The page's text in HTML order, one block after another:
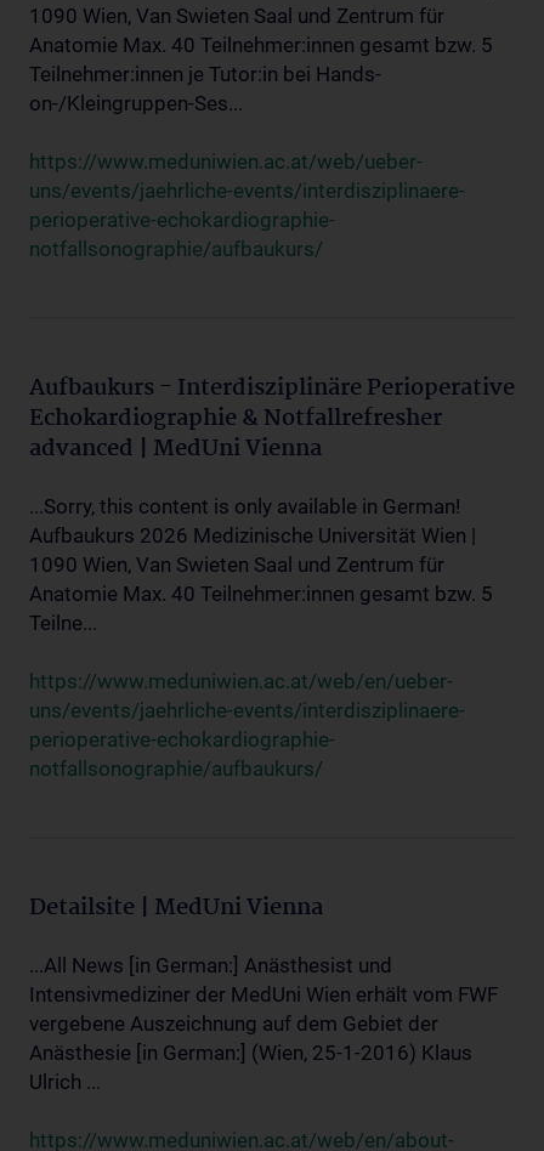
1090 Wien, Van Swieten Saal und Zentrum für
Anatomie Max. 40 Teilnehmer:innen gesamt bzw. 5
Teilnehmer:innen je Tutor:in bei Hands-
on-/Kleingruppen-Ses...
https://www.meduniwien.ac.at/web/ueber-
uns/events/jaehrliche-events/interdisziplinaere-
perioperative-echokardiographie-
notfallsonographie/aufbaukurs/
Aufbaukurs - Interdisziplinäre Perioperative
Echokardiographie & Notfallrefresher
advanced | MedUni Vienna
...Sorry, this content is only available in German!
Aufbaukurs 2026 Medizinische Universität Wien |
1090 Wien, Van Swieten Saal und Zentrum für
Anatomie Max. 40 Teilnehmer:innen gesamt bzw. 5
Teilne...
https://www.meduniwien.ac.at/web/en/ueber-
uns/events/jaehrliche-events/interdisziplinaere-
perioperative-echokardiographie-
notfallsonographie/aufbaukurs/
Detailsite | MedUni Vienna
...All News [in German:] Anästhesist und
Intensivmediziner der MedUni Wien erhält vom FWF
vergebene Auszeichnung auf dem Gebiet der
Anästhesie [in German:] (Wien, 25-1-2016) Klaus
Ulrich ...
https://www.meduniwien.ac.at/web/en/about-